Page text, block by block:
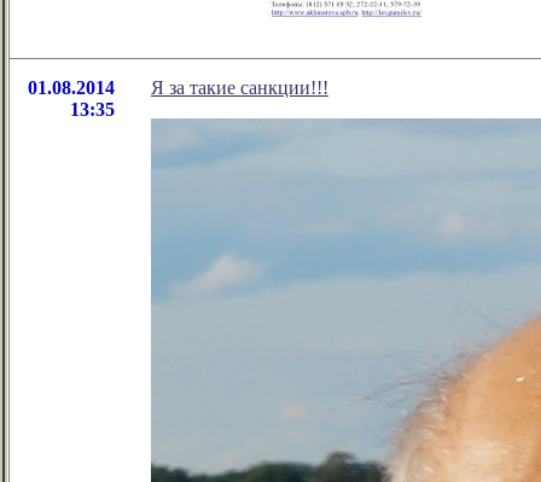
01.08.2014
13:35
Я за такие санкции!!!